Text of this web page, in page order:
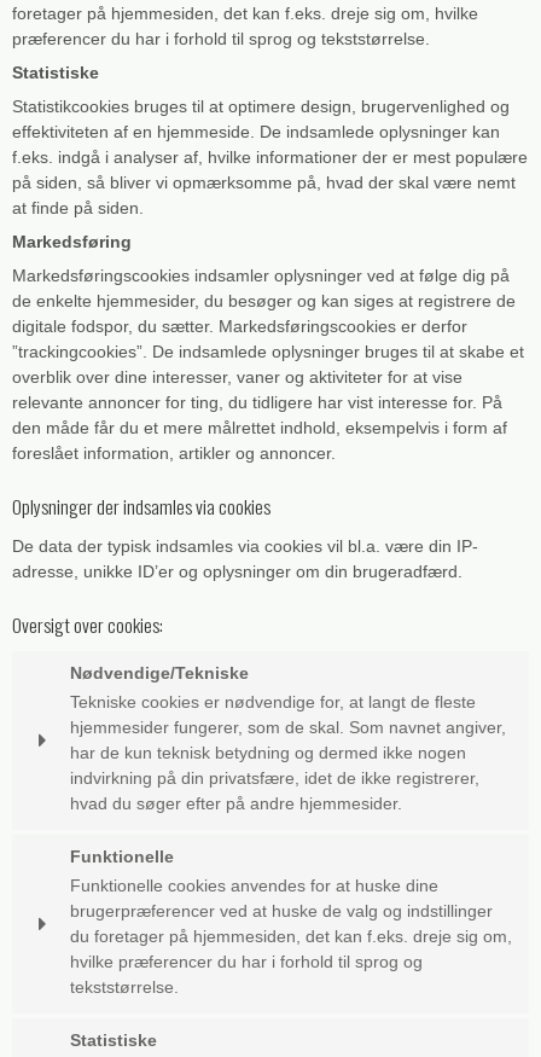
foretager på hjemmesiden, det kan f.eks. dreje sig om, hvilke
præferencer du har i forhold til sprog og tekststørrelse.
Statistiske
Statistikcookies bruges til at optimere design, brugervenlighed og
effektiviteten af en hjemmeside. De indsamlede oplysninger kan
f.eks. indgå i analyser af, hvilke informationer der er mest populære
på siden, så bliver vi opmærksomme på, hvad der skal være nemt
at finde på siden.
Markedsføring
Markedsføringscookies indsamler oplysninger ved at følge dig på
de enkelte hjemmesider, du besøger og kan siges at registrere de
digitale fodspor, du sætter. Markedsføringscookies er derfor
”trackingcookies”. De indsamlede oplysninger bruges til at skabe et
overblik over dine interesser, vaner og aktiviteter for at vise
relevante annoncer for ting, du tidligere har vist interesse for. På
den måde får du et mere målrettet indhold, eksempelvis i form af
foreslået information, artikler og annoncer.
Oplysninger der indsamles via cookies
De data der typisk indsamles via cookies vil bl.a. være din IP-
adresse, unikke ID’er og oplysninger om din brugeradfærd.
Oversigt over cookies:
Nødvendige/Tekniske
Tekniske cookies er nødvendige for, at langt de fleste
hjemmesider fungerer, som de skal. Som navnet angiver,
har de kun teknisk betydning og dermed ikke nogen
indvirkning på din privatsfære, idet de ikke registrerer,
hvad du søger efter på andre hjemmesider.
Cookie:
PHPSESSID
Oprindelse:
System
Beskrivelse:
Denne cookie bruges af serveren til at holde styr på din
Funktionelle
Funktionelle cookies anvendes for at huske dine
brugerpræferencer ved at huske de valg og indstillinger
du foretager på hjemmesiden, det kan f.eks. dreje sig om,
hvilke præferencer du har i forhold til sprog og
tekststørrelse.
Cookie:Statistiske